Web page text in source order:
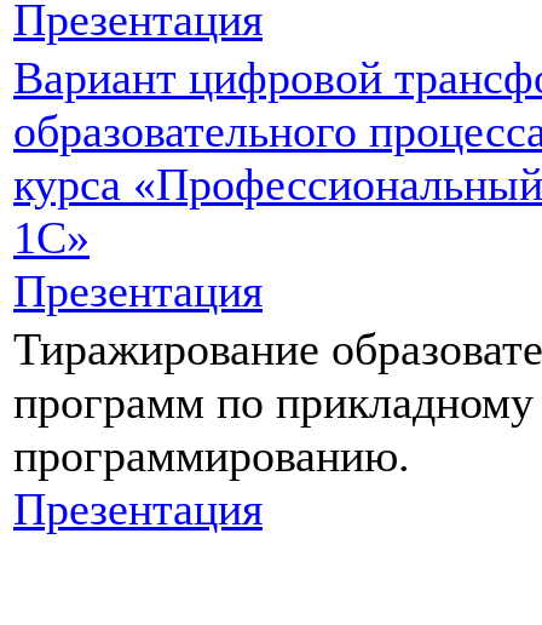
Презентация
Вариант цифровой
образовательного
курса
1С»
Презентация
Тиражирование
программ по прикладному
программированию.
Презентация